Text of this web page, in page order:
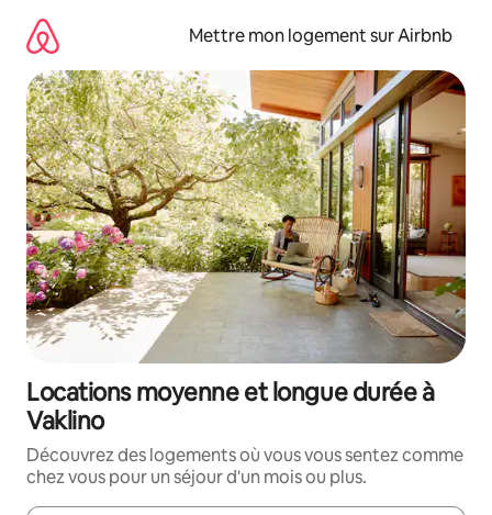
directement
contenu
Mettre mon logement sur Airbnb
Locations moyenne et longue durée à
Vaklino
Découvrez des logements où vous vous sentez comme
chez vous pour un séjour d'un mois ou plus.